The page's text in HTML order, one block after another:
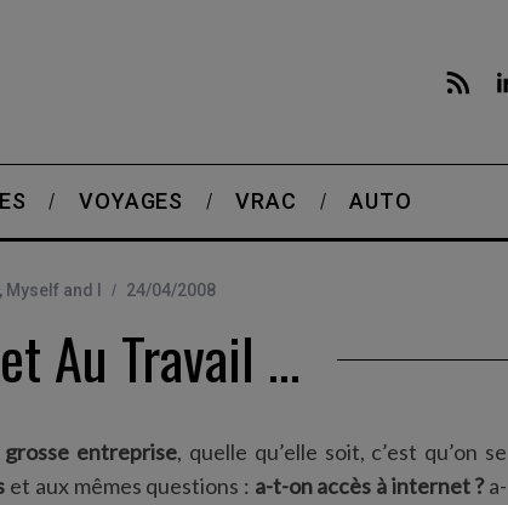
VOYAGES VRAC AUTO
Myself and I 24/04/2008
Au Travail …
grosse entreprise, quelle qu’elle soit, c’est qu’on se
et aux mêmes questions : a-t-on accès à internet ?a-